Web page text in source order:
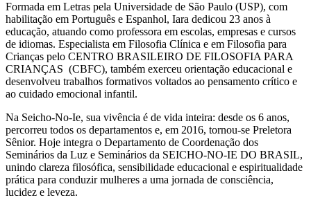
Formada em Letras pela Universidade de São Paulo (USP), com
habilitação em Português e Espanhol, Iara dedicou 23 anos à
educação, atuando como professora em escolas, empresas e cursos
de idiomas. Especialista em Filosofia Clínica e em Filosofia para
Crianças pelo CENTRO BRASILEIRO DE FILOSOFIA PARA
CRIANÇAS (CBFC), também exerceu orientação educacional e
desenvolveu trabalhos formativos voltados ao pensamento crítico e
ao cuidado emocional infantil.
Na Seicho-No-Ie, sua vivência é de vida inteira: desde os 6 anos,
percorreu todos os departamentos e, em 2016, tornou-se Preletora
Sênior. Hoje integra o Departamento de Coordenação dos
Seminários da Luz e Seminários da SEICHO-NO-IE DO BRASIL,
unindo clareza filosófica, sensibilidade educacional e espiritualidade
prática para conduzir mulheres a uma jornada de consciência,
lucidez e leveza.